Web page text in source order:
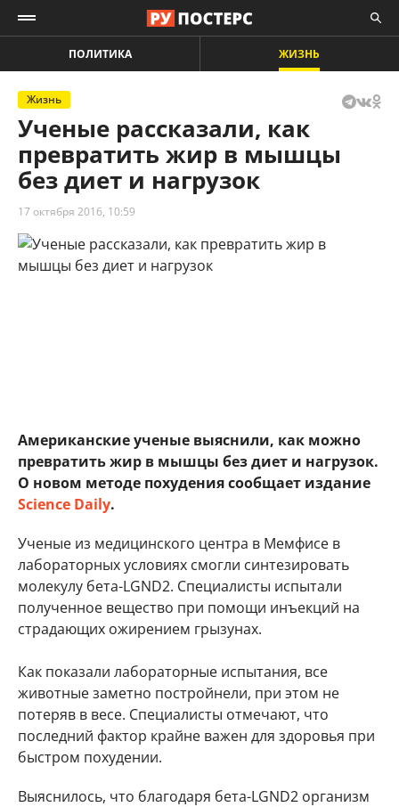
ПОЛИТИКА ЖИЗНЬ
Жизнь
Ученые рассказали, как
превратить жир в мышцы
без диет и нагрузок
17 октября 2016, 10:59
Американские ученые выяснили, как можно
превратить жир в мышцы без диет и нагрузок.
О новом методе похудения сообщает издание
Science Daily.
Ученые из медицинского центра в Мемфисе в
лабораторных условиях смогли синтезировать
молекулу бета-LGND2. Специалисты испытали
полученное вещество при помощи инъекций на
страдающих ожирением грызунах.
Как показали лабораторные испытания, все
животные заметно постройнели, при этом не
потеряв в весе. Специалисты отмечают, что
последний фактор крайне важен для здоровья при
быстром похудении.
Выяснилось, что благодаря бета-LGND2 организм